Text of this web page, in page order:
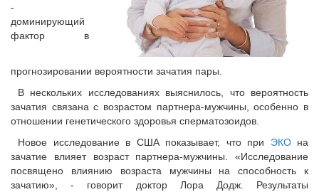
-
доминирующий
фактор в
прогнозировании вероятности зачатия пары.
В нескольких исследованиях выяснилось, что вероятность
зачатия связана с возрастом партнера-мужчины, особенно в
отношении генетического здоровья сперматозоидов.
Новое исследование в США показывает, что при ЭКО на
зачатие влияет возраст партнера-мужчины. «Исследование
посвящено влиянию возраста мужчины на способность к
зачатию», - говорит доктор Лора Додж. Результаты